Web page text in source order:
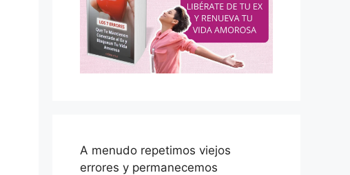
A menudo repetimos viejos
errores y permanecemos